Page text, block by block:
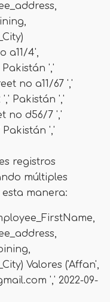
a11/4',
Pakistán ','
no a11/67 ','
',' Pakistán ','
no d56/7 ','
Pakistán ','
registros
múltiples
manera:
Valores ('Affan',
',' 2022-09-